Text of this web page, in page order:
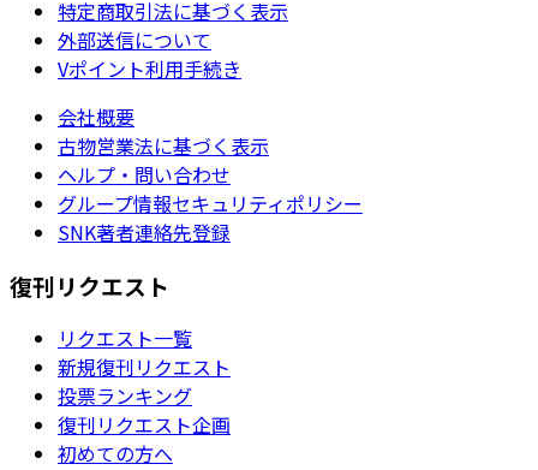
特定商取引法に基づく表示
外部送信について
Vポイント利用手続き
会社概要
古物営業法に基づく表示
ヘルプ・問い合わせ
グループ情報セキュリティポリシー
SNK著者連絡先登録
復刊リクエスト
リクエスト一覧
新規復刊リクエスト
投票ランキング
復刊リクエスト企画
初めての方へ